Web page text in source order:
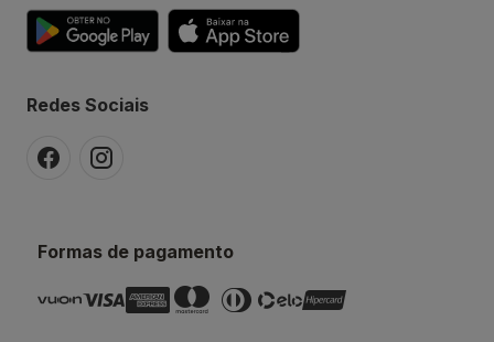
Redes Sociais
Formas de pagamento